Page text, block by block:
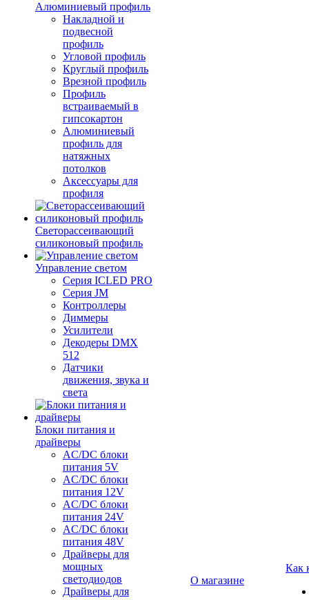
Алюминиевый профиль
Накладной и
подвесной
профиль
Угловой профиль
Круглый профиль
Врезной профиль
Профиль
встраиваемый в
гипсокартон
Алюминиевый
профиль для
натяжных
потолков
Аксессуары для
профиля
Светорассеивающий
силиконовый профиль
Управление светом
Серия ICLED PRO
Серия JM
Контроллеры
Диммеры
Усилители
Декодеры DMX
512
Датчики
движения, звука и
света
Блоки питания и
драйверы
AC/DC блоки
питания 5V
AC/DC блоки
питания 12V
AC/DC блоки
питания 24V
AC/DC блоки
питания 48V
Драйверы для
мощных
светодиодов
Драйверы для
О магазине
Как